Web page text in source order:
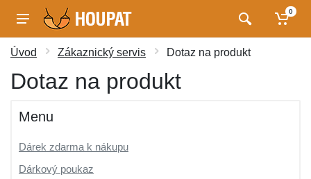
0
Úvod Zákaznický servis Dotaz na produkt
Dotaz na produkt
Menu
Dárek zdarma k nákupu
Dárkový poukaz